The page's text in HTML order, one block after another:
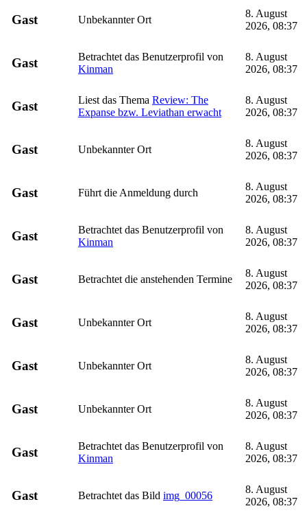
Gast Unbekannter Ort
8. August
2026, 08:37
Gast
Betrachtet das Benutzerprofil von
Kinman
8. August
2026, 08:37
Gast Liest das Thema Review: The
Expanse bzw. Leviathan erwacht
8. August
2026, 08:37
Gast Unbekannter Ort
8. August
2026, 08:37
Gast Führt die Anmeldung durch
8. August
2026, 08:37
Gast
Betrachtet das Benutzerprofil von
Kinman
8. August
2026, 08:37
Gast Betrachtet die anstehenden Termine
8. August
2026, 08:37
Gast Unbekannter Ort
8. August
2026, 08:37
Gast Unbekannter Ort
8. August
2026, 08:37
Gast Unbekannter Ort
8. August
2026, 08:37
Gast
Betrachtet das Benutzerprofil von
Kinman
8. August
2026, 08:37
Gast Betrachtet das Bild img_00056
8. August
2026, 08:37